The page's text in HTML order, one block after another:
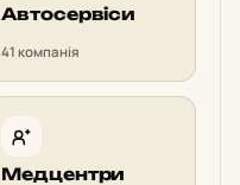
Ав­то­сер­ві­си
41 компанія
Мед­цен­три